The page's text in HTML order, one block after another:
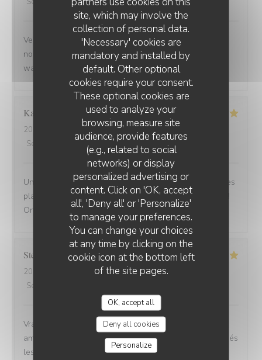
site, which may involve the
collection of personal data.
'Necessary' cookies are
mandatory and installed by
default. Other optional
cookies require your consent.
These optional cookies are
used to analyze your
browsing, measure site
audience, provide features
(e.g., related to social
networks) or display
personalized advertising or
content. Click on 'OK, accept
all', 'Deny all' or 'Personalize'
to manage your preferences.
You can change your choices
at any time by clicking on the
cookie icon at the bottom left
of the site pages.
OK, accept all
Deny all cookies
Personalize
Venue avec des amis de Belfort.super bien accueillis,
nous avons beaucoup apprécié la carbonade et le
waterzoi de poissons Nous reviendrons
Karine
2025-08-30
- 21:15 - Guests 4
Service
Ambiance 5 /5 Food Value
Une adresse a absolument découvrir ! Une ambiance,des
plats tous délicieux,un personnel attentionné et réactif !!
On reviendra....
Stefano
2025-08-30
- 12:00 - Guests 6
Service
Vrai Estaminet du Nord, nourriture excellente, uste a
ameillorer le rytme de sortie des plats, pas tjs coordonnés
les frites avec les plats principaux.